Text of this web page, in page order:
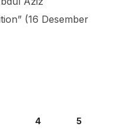
(16 Desember
4 5